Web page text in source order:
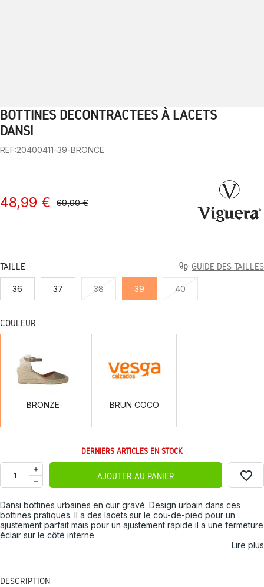
1 2 3 4 5 6 7 8 9
BOTTINES DÉCONTRACTÉES À LACETS
DANSI
REF:20400411-39-BRONCE
48,99 € 69,90 €
TAILLE GUIDE DES TAILLES
36 37 38 39 40
COULEUR
BRONZE BRUN COCO
DERNIERS ARTICLES EN STOCK
AJOUTER AU PANIER favorite_border
Dansi bottines urbaines en cuir gravé. Design urbain dans ces
bottines pratiques. Il a des lacets sur le cou-de-pied pour un
ajustement parfait mais pour un ajustement rapide il a une fermeture
éclair sur le côté interne
Lire plus
DESCRIPTION